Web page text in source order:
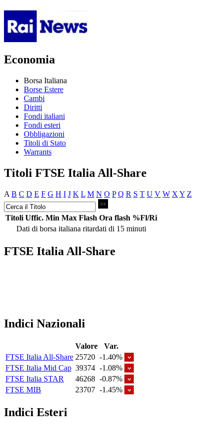
Economia
Borsa Italiana
Borse Estere
Cambi
Diritti
Fondi italiani
Fondi esteri
Obbligazioni
Titoli di Stato
Warrants
Titoli FTSE Italia All-Share
A B C D E F G H I J K L M N O P Q R S T U V W X Y Z
Titoli Uffic. Min Max Flash Ora flash %Fl/Ri
Dati di borsa italiana ritardati di 15 minuti
FTSE Italia All-Share
Indici Nazionali
Valore
Var.
FTSE Italia All-Share 25720 -1.40%
FTSE Italia Mid Cap 39374 -1.08%
FTSE Italia STAR
46268 -0.87%
FTSE MIB
23707 -1.45%
Indici Esteri